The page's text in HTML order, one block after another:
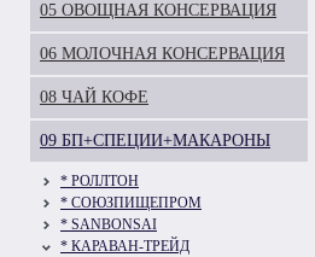
05 ОВОЩНАЯ КОНСЕРВАЦИЯ
06 МОЛОЧНАЯ КОНСЕРВАЦИЯ
08 ЧАЙ КОФЕ
09 БП+СПЕЦИИ+МАКАРОНЫ
* РОЛЛТОН
* СОЮЗПИЩЕПРОМ
* SANBONSAI
* КАРАВАН-ТРЕЙД